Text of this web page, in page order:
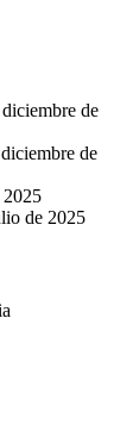
de
de
de 2025